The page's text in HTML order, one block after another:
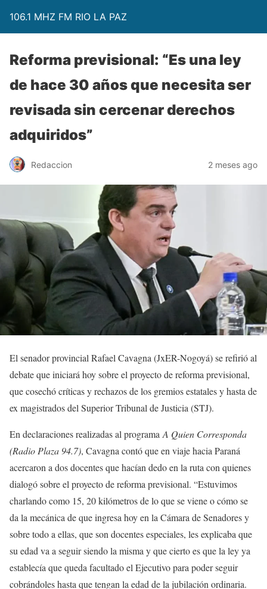
106.1 MHZ FM RIO LA PAZ
Reforma previsional: “Es una ley
de hace 30 años que necesita ser
revisada sin cercenar derechos
adquiridos”
Redaccion 2 meses ago
El senador provincial Rafael Cavagna (JxER-Nogoyá) se refirió al
debate que iniciará hoy sobre el proyecto de reforma previsional,
que cosechó críticas y rechazos de los gremios estatales y hasta de
ex magistrados del Superior Tribunal de Justicia (STJ).
En declaraciones realizadas al programa A Quien Corresponda
(Radio Plaza 94.7), Cavagna contó que en viaje hacia Paraná
acercaron a dos docentes que hacían dedo en la ruta con quienes
dialogó sobre el proyecto de reforma previsional. “Estuvimos
charlando como 15, 20 kilómetros de lo que se viene o cómo se
da la mecánica de que ingresa hoy en la Cámara de Senadores y
sobre todo a ellas, que son docentes especiales, les explicaba que
su edad va a seguir siendo la misma y que cierto es que la ley ya
establecía que queda facultado el Ejecutivo para poder seguir
cobrándoles hasta que tengan la edad de la jubilación ordinaria.